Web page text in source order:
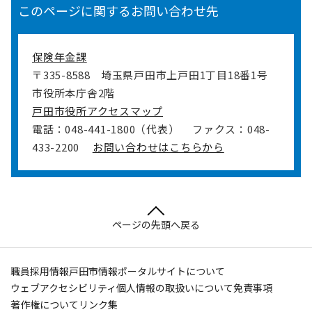
このページに関するお問い合わせ先
保険年金課
〒335-8588
埼玉県戸田市上戸田1丁目18番1号
市役所本庁舎2階
戸田市役所アクセスマップ
電話：048-441-1800（代表）
ファクス：048-
433-2200
お問い合わせはこちらから
ページの先頭へ戻る
職員採用情報戸田市情報ポータルサイトについて
ウェブアクセシビリティ個人情報の取扱いについて免責事項
著作権について リンク集